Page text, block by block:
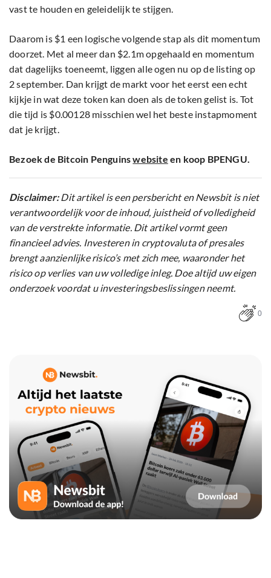
vast te houden en geleidelijk te stijgen.
Daarom is $1 een logische volgende stap als dit momentum
doorzet. Met al meer dan $2.1m opgehaald en momentum
dat dagelijks toeneemt, liggen alle ogen nu op de listing op
2 september. Dan krijgt de markt voor het eerst een echt
kijkje in wat deze token kan doen als de token gelist is. Tot
die tijd is $0.00128 misschien wel het beste instapmoment
dat je krijgt.
Bezoek de Bitcoin Penguinswebsite en koop BPENGU.
Disclaimer:Dit artikel is een persbericht en Newsbit is niet
verantwoordelijk voor de inhoud, juistheid of volledigheid
van de verstrekte informatie. Dit artikel vormt geen
financieel advies. Investeren in cryptovaluta of presales
brengt aanzienlijke risico’s met zich mee, waaronder het
risico op verlies van uw volledige inleg. Doe altijd uw eigen
onderzoek voordat u investeringsbeslissingen neemt.
0